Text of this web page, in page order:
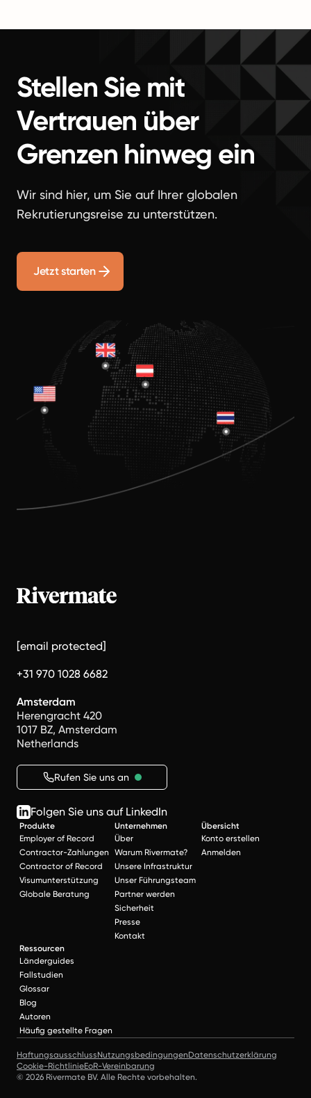
Stellen Sie mit
Vertrauen über
Grenzen hinweg ein
Wir sind hier, um Sie auf Ihrer globalen
Rekrutierungsreise zu unterstützen.
Jetzt starten
[email protected]
+31 970 1028 6682
Amsterdam
Herengracht 420
1017 BZ, Amsterdam
Netherlands
Rufen Sie uns an
Folgen Sie uns auf LinkedIn
Produkte
Employer of Record
Contractor-Zahlungen
Contractor of Record
Visumunterstützung
Globale Beratung
Unternehmen
Über
Warum Rivermate?
Unsere Infrastruktur
Unser Führungsteam
Partner werden
Sicherheit
Presse
Kontakt
Übersicht
Konto erstellen
Anmelden
Ressourcen
Länderguides
Fallstudien
Glossar
Blog
Autoren
Häufig gestellte Fragen
HaftungsausschlussNutzungsbedingungenDatenschutzerklärung
Cookie-RichtlinieEoR-Vereinbarung
© 2026 Rivermate BV. Alle Rechte vorbehalten.